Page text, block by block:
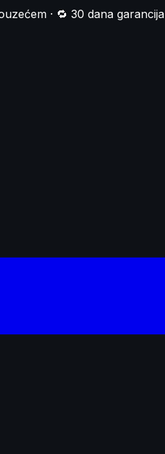
· 🔁 30 dana garancija